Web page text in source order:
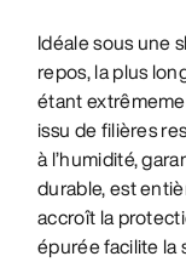
Idéale sous une
repos, la plus
étant
issu de filières
à l’humidité,
durable, est
accroît la
épurée facilite